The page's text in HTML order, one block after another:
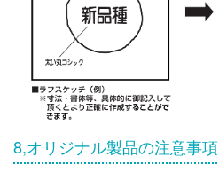
8,オリジナル製品の注意事項